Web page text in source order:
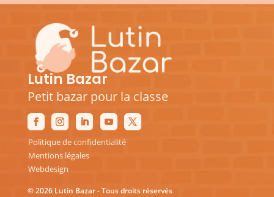
Lutin Bazar
Petit bazar pour la classe
Politique de confidentialité
Mentions légales
Webdesign
© 2026 Lutin Bazar - Tous droits réservés